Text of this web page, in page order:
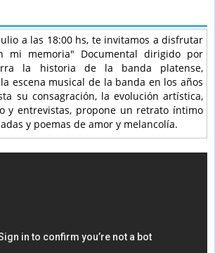
a las 18:00 hs, te invitamos a disfrutar
mi memoria" Documental dirigido por
la historia de la banda platense,
escena musical de la banda en los años
su consagración, la evolución artística,
y entrevistas, propone un retrato íntimo
y poemas de amor y melancolía.